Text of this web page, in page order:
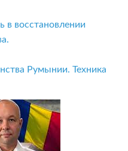
восстановлении
Румынии. Техника